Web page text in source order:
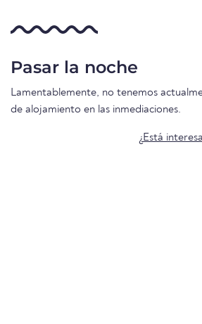
Pasar la noche
Lamentablemente, no tenemos
de alojamiento en las inmediaciones.
¿Está